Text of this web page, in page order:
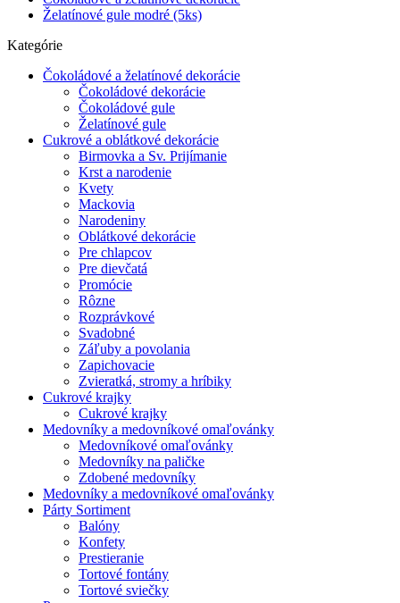
Želatínové gule modré (5ks)
Kategórie
Čokoládové a želatínové dekorácie
Čokoládové dekorácie
Čokoládové gule
Želatínové gule
Cukrové a oblátkové dekorácie
Birmovka a Sv. Prijímanie
Krst a narodenie
Kvety
Mackovia
Narodeniny
Oblátkové dekorácie
Pre chlapcov
Pre dievčatá
Promócie
Rôzne
Rozprávkové
Svadobné
Záľuby a povolania
Zapichovacie
Zvieratká, stromy a hríbiky
Cukrové krajky
Cukrové krajky
Medovníky a medovníkové omaľovánky
Medovníkové omaľovánky
Medovníky na paličke
Zdobené medovníky
Medovníky a medovníkové omaľovánky
Párty Sortiment
Balóny
Konfety
Prestieranie
Tortové fontány
Tortové sviečky